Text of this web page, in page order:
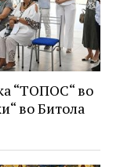
“ТОПОС“ во
во Битола